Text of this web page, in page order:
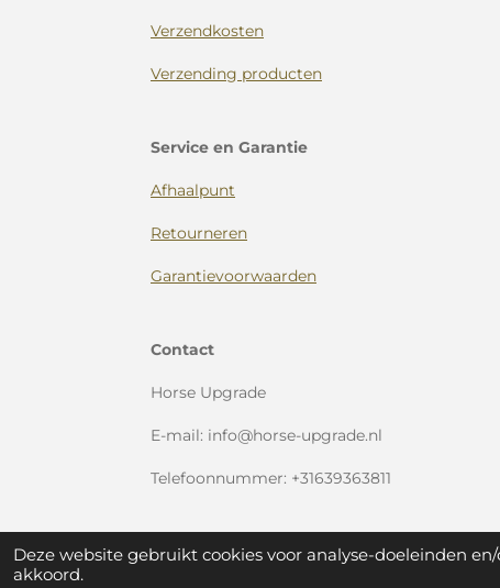
Deze website gebruikt cookies voor analyse-doeleinden
akkoord.
Verzendkosten
Verzending producten
Service en Garantie
Afhaalpunt
Retourneren
Garantievoorwaarden
Contact
Horse Upgrade
E-mail: info@horse-upgrade.nl
Telefoonnummer: +31639363811